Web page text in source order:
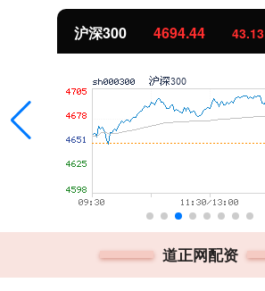
沪深300 4694.44 43.13
道正网配资